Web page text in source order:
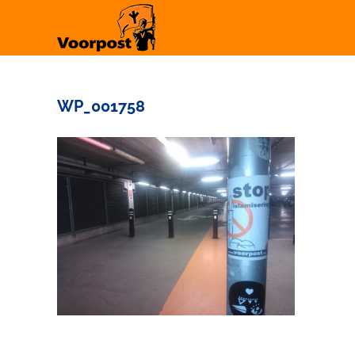
WP_001758